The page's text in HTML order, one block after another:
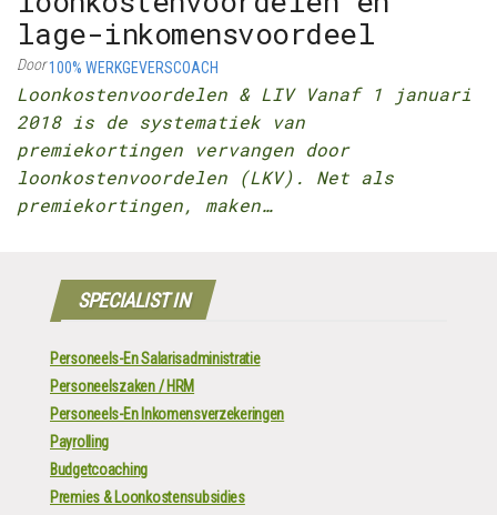
lage-inkomensvoordeel
Door100% WERKGEVERSCOACH
Loonkostenvoordelen & LIV Vanaf 1 januari
2018 is de systematiek van
premiekortingen vervangen door
loonkostenvoordelen (LKV). Net als
premiekortingen, maken…
SPECIALIST IN
Personeels-En Salarisadministratie
Personeelszaken / HRM
Personeels-En Inkomensverzekeringen
Payrolling
Budgetcoaching
Premies & Loonkostensubsidies